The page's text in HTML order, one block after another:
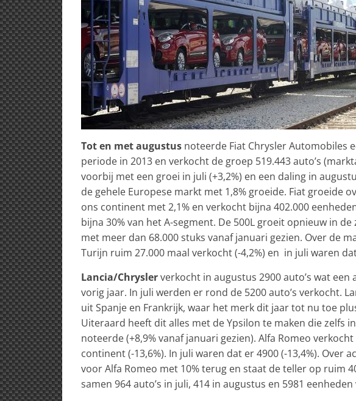
Tot en met augustus noteerde Fiat Chrysler Automobiles
periode in 2013 en verkocht de groep 519.443 auto’s
voorbij met een groei in juli (+3,2%) en een daling in
de gehele Europese markt met 1,8% groeide. Fiat groeide
ons continent met 2,1% en verkocht bijna 402.000
bijna 30% van het A-segment. De 500L groeit opnieuw in
met meer dan 68.000 stuks vanaf januari gezien. Over de
Turijn ruim 27.000 maal verkocht (-4,2%) en in juli waren
Lancia/Chryslerverkocht in augustus 2900 auto’s wat
vorig jaar. In juli werden er rond de 5200 auto’s verkocht.
uit Spanje en Frankrijk, waar het merk dit jaar tot nu toe
Uiteraard heeft dit alles met de Ypsilon te maken die zelfs
noteerde (+8,9% vanaf januari gezien). Alfa Romeo
continent (-13,6%). In juli waren dat er 4900 (-13,4%). Over
voor Alfa Romeo met 10% terug en staat de teller op ruim
samen 964 auto’s in juli, 414 in augustus en 5981